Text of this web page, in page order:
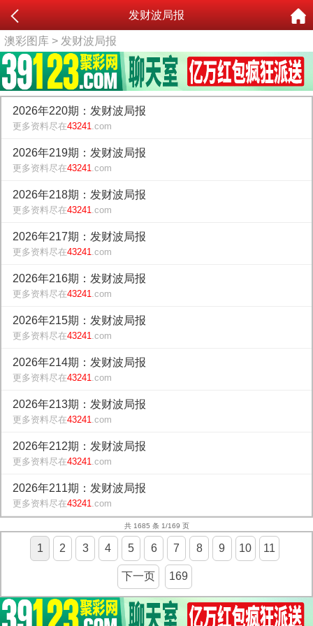
发财波局报
澳彩图库 > 发财波局报
2026年220期：发财波局报
更多资料尽在43241.com
2026年219期：发财波局报
更多资料尽在43241.com
2026年218期：发财波局报
更多资料尽在43241.com
2026年217期：发财波局报
更多资料尽在43241.com
2026年216期：发财波局报
更多资料尽在43241.com
2026年215期：发财波局报
更多资料尽在43241.com
2026年214期：发财波局报
更多资料尽在43241.com
2026年213期：发财波局报
更多资料尽在43241.com
2026年212期：发财波局报
更多资料尽在43241.com
2026年211期：发财波局报
更多资料尽在43241.com
共 1685 条 1/169 页
1 2 3 4 5 6 7 8 9 10 11
下一页 169